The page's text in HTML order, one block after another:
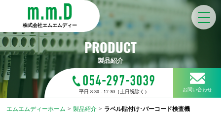
株式会社エムエムディー
製品紹介
PRODUCT
054-297-3039
平日 8:30 - 17:30（土日祝除く） お問い合わせ
エムエムディーホーム > 製品紹介 > ラベル貼付け･バーコード検査機